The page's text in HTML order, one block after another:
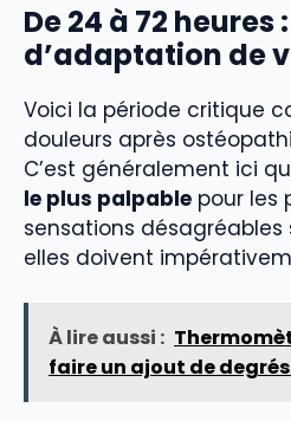
De 24 à 72
d’adaptation de
Voici la période critique
douleurs après
C’est généralement ici
le plus palpable pour les
sensations désagréables
elles doivent
À lire aussi :
faire un ajout de degrés